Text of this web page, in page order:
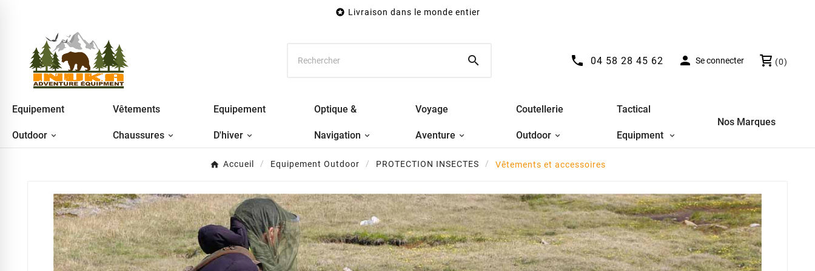
 Livraison dans le monde entier
  04 58 28 45 62  Se connecter (0)
Equipement
Outdoor
Vêtements
Chaussures
Equipement
D'hiver
Optique &
Navigation
Voyage
Aventure
Coutellerie
Outdoor
Tactical
Equipment
Nos Marques
Accueil Equipement Outdoor PROTECTION INSECTES Vêtements et accessoires